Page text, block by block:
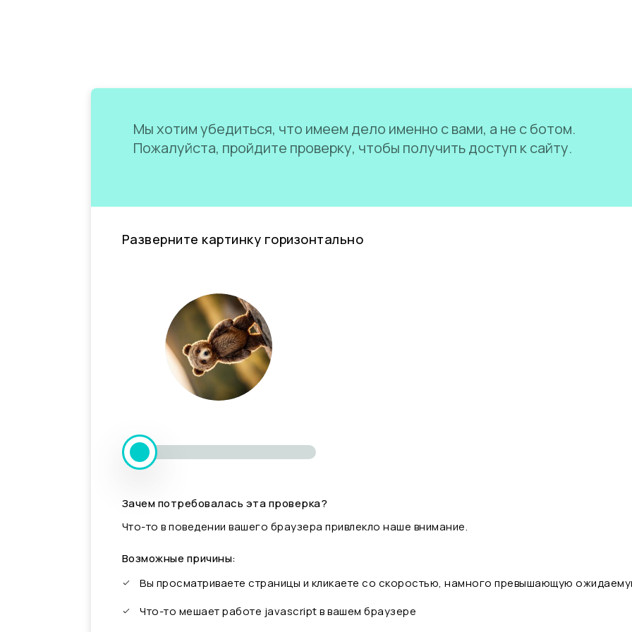
Мы хотим убедиться, что имеем дело именно с вами, а не с ботом.
Пожалуйста, пройдите проверку, чтобы получить доступ к сайту.
Разверните картинку горизонтально
Зачем потребовалась эта проверка?
Что-то в поведении вашего браузера привлекло наше внимание.
Возможные причины:
Вы просматриваете страницы и кликаете со скоростью, намного превышающую
Что-то мешает работе javascript в вашем браузере